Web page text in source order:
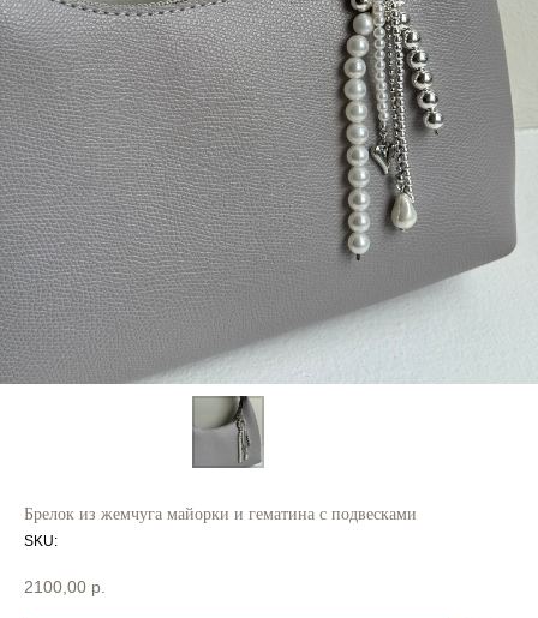
Брелок из жемчуга майорки и гематина с подвесками
SKU:
2100,00 р.